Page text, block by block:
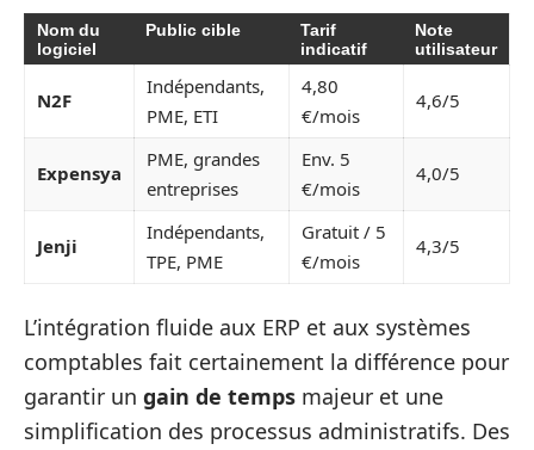
Nom du
logiciel
Public cible
Tarif
indicatif
Note
utilisateur
N2F
Indépendants,
PME, ETI
4,80
€/mois
4,6/5
Expensya
PME, grandes
entreprises
Env. 5
€/mois
4,0/5
Jenji
Indépendants,
TPE, PME
Gratuit / 5
€/mois
4,3/5
L’intégration fluide aux ERP et aux systèmes
comptables fait certainement la différence pour
garantir un gain de temps majeur et une
simplification des processus administratifs. Des